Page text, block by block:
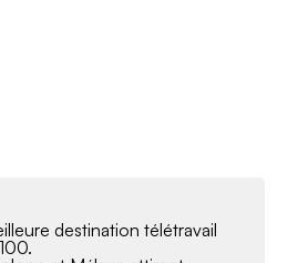
destination télétravail